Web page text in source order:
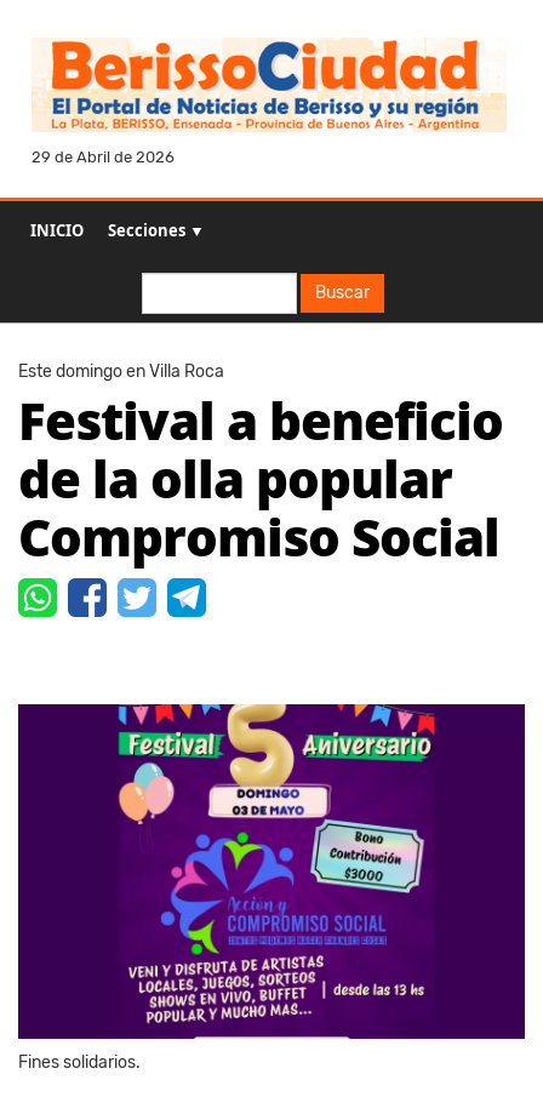
29 de Abril de 2026
INICIO Secciones ▼
Buscar
Este domingo en Villa Roca
Festival a beneficio
de la olla popular
Compromiso Social
Fines solidarios.